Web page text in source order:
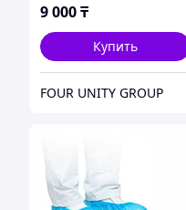
9 000₸
Купить
FOUR UNITY GROUP